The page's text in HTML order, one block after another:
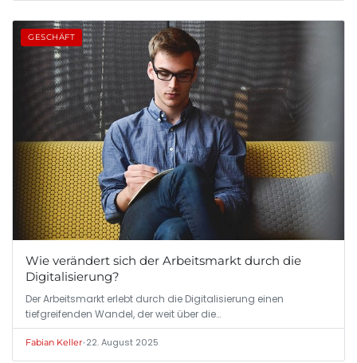
GESCHÄFT
Wie verändert sich der Arbeitsmarkt durch die
Digitalisierung?
Der Arbeitsmarkt erlebt durch die Digitalisierung einen
tiefgreifenden Wandel, der weit über die…
Fabian Keller•22. August 2025